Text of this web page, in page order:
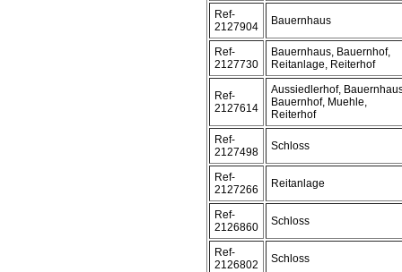
Ref-
2127904
Bauernhaus
Ref-
2127730
Bauernhaus, Bauernhof,
Reitanlage, Reiterhof
Ref-
2127614
Aussiedlerhof,
Bauernhof, Muehle,
Reiterhof
Ref-
2127498
Schloss
Ref-
2127266
Reitanlage
Ref-
2126860
Schloss
Ref-
2126802
Schloss